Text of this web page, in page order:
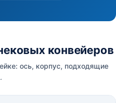
конвейеров
ось, корпус, подходящие